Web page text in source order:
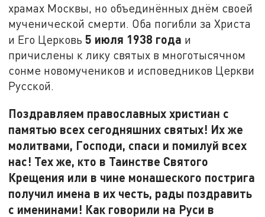
храмах Москвы, но объединённых днём своей
мученической смерти. Оба погибли за Христа
и Его Церковь5 июля 1938 года и
причислены к лику святых в многотысячном
сонме новомучеников и исповедников Церкви
Русской.
Поздравляем православных христиан с
памятью всех сегодняшних святых! Их же
молитвами, Господи, спаси и помилуй всех
нас! Тех же, кто в Таинстве Святого
Крещения или в чине монашеского пострига
получил имена в их честь, рады поздравить
с именинами! Как говорили на Руси в